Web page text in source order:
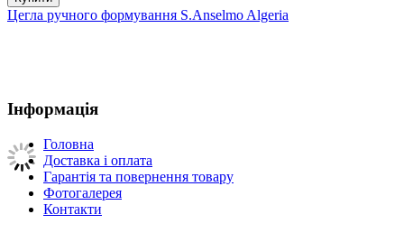
Цегла ручного формування S.Anselmo Algeria
Інформація
Головна
Доставка і оплата
Гарантія та повернення товару
Фотогалерея
Контакти